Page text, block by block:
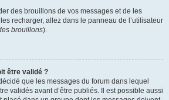
des brouillons de vos messages et de les
recharger, allez dans le panneau de l’utilisateur
brouillons).
être validé ?
que les messages du forum dans lequel
validés avant d’être publiés. Il est possible aussi